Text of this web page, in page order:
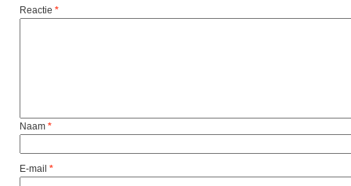
Reactie *
Naam *
E-mail *